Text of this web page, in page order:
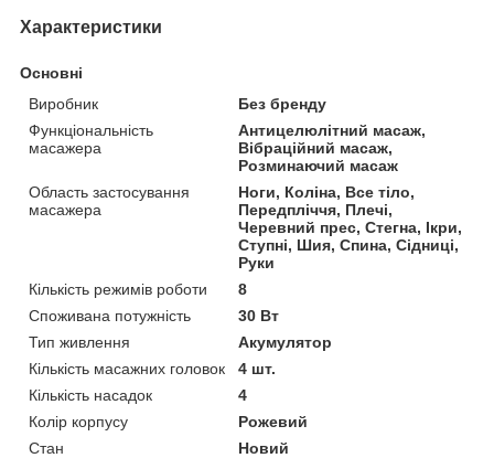
Характеристики
Основні
Виробник
Без бренду
Функціональність
масажера
Антицелюлітний масаж,
Вібраційний масаж,
Розминаючий масаж
Область застосування
масажера
Ноги, Коліна, Все тіло,
Передпліччя, Плечі,
Черевний прес, Стегна, Ікри,
Ступні, Шия, Спина, Сідниці,
Руки
Кількість режимів роботи
8
Споживана потужність
30 Вт
Тип живлення
Акумулятор
Кількість масажних головок
4 шт.
Кількість насадок
4
Колір корпусу
Рожевий
Стан
Новий